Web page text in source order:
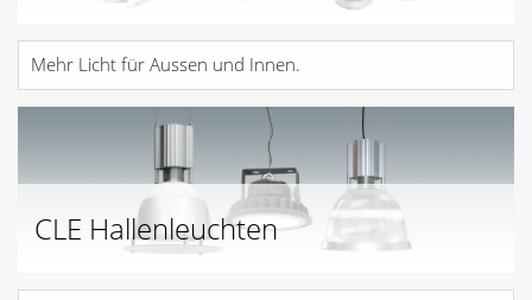
Mehr Licht für Aussen und Innen.
CLE Hallenleuchten